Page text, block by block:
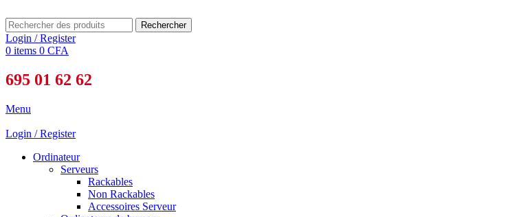
Rechercher
Login / Register
0 items 0 CFA
695 01 62 62
Menu
Login / Register
Ordinateur
Serveurs
Rackables
Non Rackables
Accessoires Serveur